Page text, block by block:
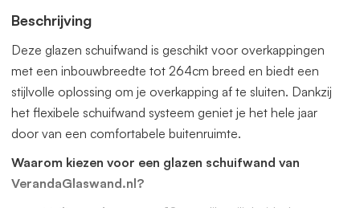
Beschrijving
Deze glazen schuifwand is geschikt voor overkappingen
met een inbouwbreedte tot 264cm breed en biedt een
stijlvolle oplossing om je overkapping af te sluiten. Dankzij
het flexibele schuifwand systeem geniet je het hele jaar
door van een comfortabele buitenruimte.
Waarom kiezen voor een glazen schuifwand van
VerandaGlaswand.nl?